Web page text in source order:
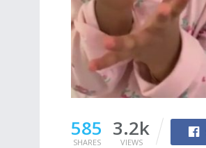
585
SHARES
3.2k
VIEWS